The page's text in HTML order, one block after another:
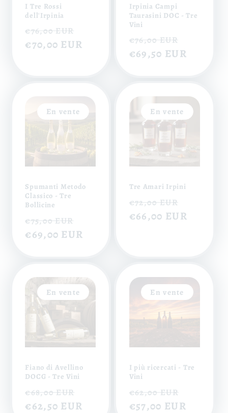
I Tre Rossi
dell'Irpinia
Prix
habituel
€76,00 EUR
soldé
€70,00 EUR
Irpinia Campi
Taurasini DOC - Tre
Vini
Prix
habituel
€76,00 EUR
soldé
€69,50 EUR
En vente
Spumanti Metodo
Classico - Tre
Bollicine
Prix
habituel
€75,00 EUR
soldé
€69,00 EUR
En vente
Tre Amari Irpini
Prix
habituel
€72,00 EUR
soldé
€66,00 EUR
En vente
Fiano di Avellino
DOCG - Tre Vini
Prix
habituel
€68,00 EUR
soldé
€62,50 EUR
En vente
I più ricercati - Tre
Vini
Prix
habituel
€62,00 EUR
soldé
€57,00 EUR